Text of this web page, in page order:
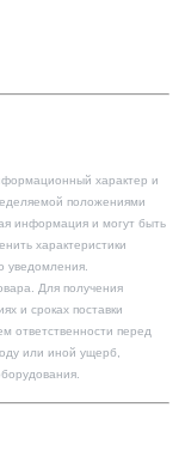
характер и
положениями
информация и могут быть
характеристики
уведомления.
Для получения
и сроках поставки
ответственности перед
или иной ущерб,